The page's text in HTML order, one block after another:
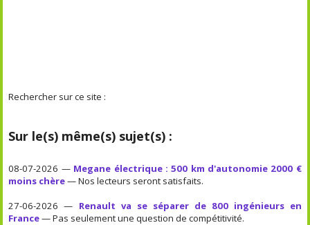
Rechercher sur ce site :
Sur le(s) même(s) sujet(s) :
08-07-2026 — Megane électrique : 500 km d'autonomie 2000 €
moins chère— Nos lecteurs seront satisfaits.
27-06-2026 — Renault va se séparer de 800 ingénieurs en
France— Pas seulement une question de compétitivité.